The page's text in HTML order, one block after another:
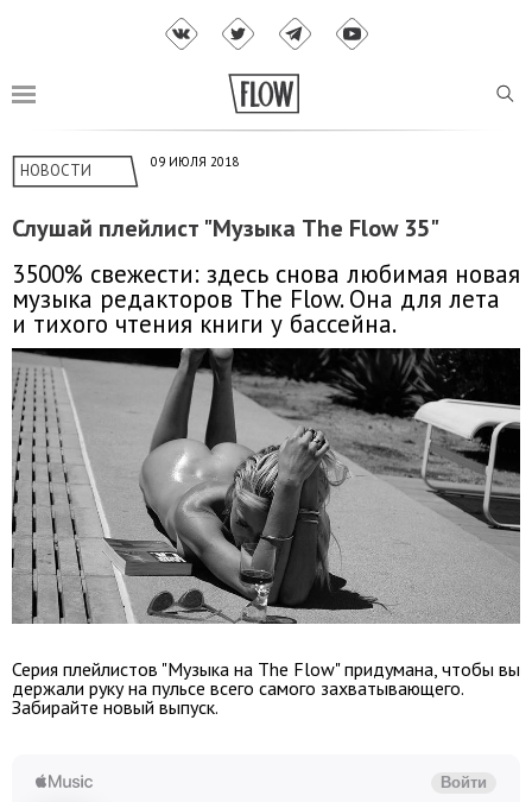
НОВОСТИ 09 ИЮЛЯ 2018
Слушай плейлист "Музыка The Flow 35"
3500% свежести: здесь снова любимая новая
музыка редакторов The Flow. Она для лета
и тихого чтения книги у бассейна.
Серия плейлистов "Музыка на The Flow" придумана, чтобы вы
держали руку на пульсе всего самого захватывающего.
Забирайте новый выпуск.